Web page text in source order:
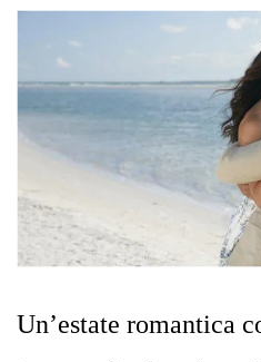
Un’estate romantica